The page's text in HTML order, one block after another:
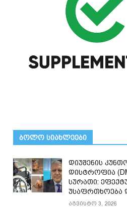
ᲑᲝᲚᲝ ᲡᲘᲐᲮᲚᲔᲔᲑᲘ
დიუშენის
დისტროფია
სურათი:
უსაფრთხოება
აგვისტო 3, 2026